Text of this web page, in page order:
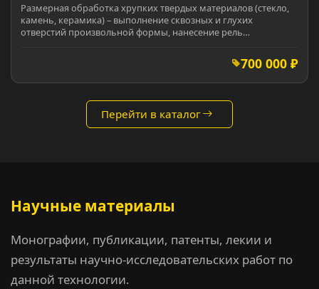
Размерная обработка хрупких твердых материалов (стекло,
камень, керамика) – выполнение сквозных и глухих
отверстий произвольной формы, нанесение рель…
700 000 ₽
Перейти в каталог
Научные материалы
Монографии, публикации, патенты, лекии и
результаты научно-исследовательских работ по
данной технологии.